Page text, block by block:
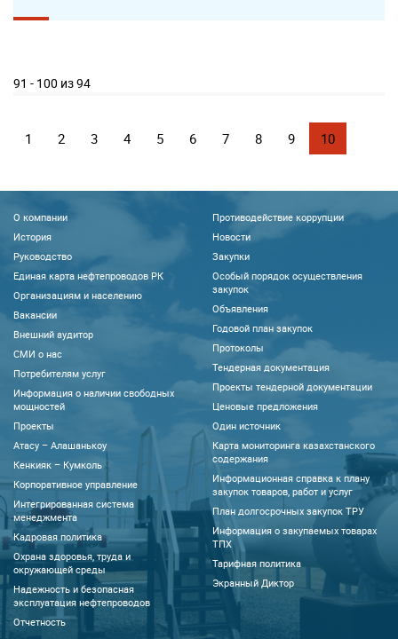
91 - 100 из 94
1 2 3 4 5 6 7 8 9 10
О компании
История
Руководство
Единая карта нефтепроводов РК
Организациям и населению
Вакансии
Внешний аудитор
CМИ о нас
Потребителям услуг
Информация о наличии свободных
мощностей
Проекты
Атасу – Алашанькоу
Кенкияк – Кумколь
Корпоративное управление
Интегрированная система
менеджмента
Кадровая политика
Охрана здоровья, труда и
окружающей среды
Надежность и безопасная
эксплуатация нефтепроводов
Отчетность
Противодействие коррупции
Новости
Закупки
Особый порядок осуществления
закупок
Объявления
Годовой план закупок
Протоколы
Тендерная документация
Проекты тендерной документации
Ценовые предложения
Один источник
Карта мониторинга казахстанского
содержания
Информационная справка к плану
закупок товаров, работ и услуг
План долгосрочных закупок ТРУ
Информация о закупаемых товарах
ТПХ
Тарифная политика
Экранный Диктор